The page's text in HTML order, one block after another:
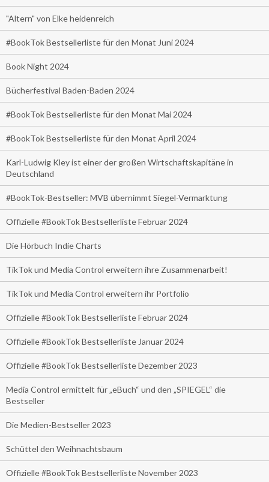
"Altern" von Elke heidenreich
#BookTok Bestsellerliste für den Monat Juni 2024
Book Night 2024
Bücherfestival Baden-Baden 2024
#BookTok Bestsellerliste für den Monat Mai 2024
#BookTok Bestsellerliste für den Monat April 2024
Karl-Ludwig Kley ist einer der großen Wirtschaftskapitäne in
Deutschland
#BookTok-Bestseller: MVB übernimmt Siegel-Vermarktung
Offizielle #BookTok Bestsellerliste Februar 2024
Die Hörbuch Indie Charts
TikTok und Media Control erweitern ihre Zusammenarbeit!
TikTok und Media Control erweitern ihr Portfolio
Offizielle #BookTok Bestsellerliste Februar 2024
Offizielle #BookTok Bestsellerliste Januar 2024
Offizielle #BookTok Bestsellerliste Dezember 2023
Media Control ermittelt für „eBuch“ und den „SPIEGEL“ die
Bestseller
Die Medien-Bestseller 2023
Schüttel den Weihnachtsbaum
Offizielle #BookTok Bestsellerliste November 2023